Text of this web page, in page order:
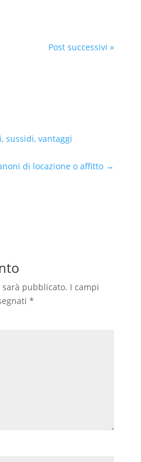
Post successivi »
sussidi, vantaggi
di locazione o affitto →
pubblicato. I campi
*